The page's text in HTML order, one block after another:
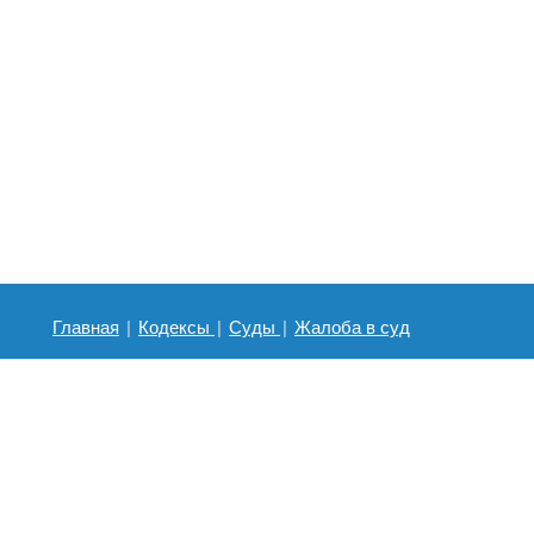
Главная | Кодексы | Суды | Жалоба в суд